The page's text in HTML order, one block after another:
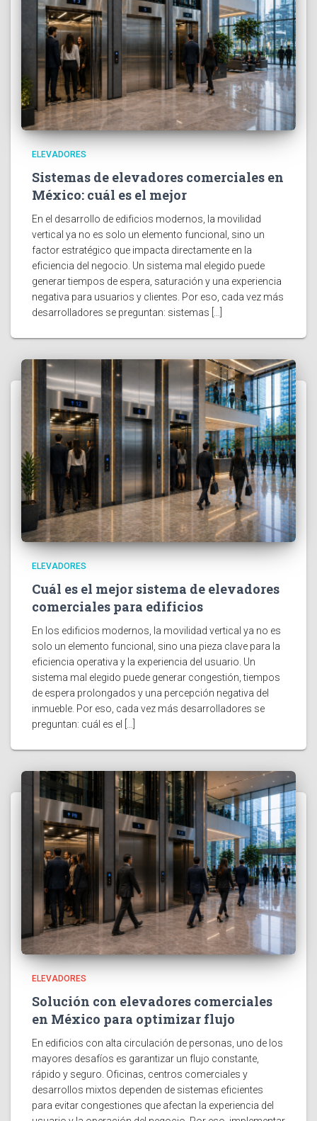
ELEVADORES
Sistemas de elevadores comerciales en
México: cuál es el mejor
En el desarrollo de edificios modernos, la movilidad
vertical ya no es solo un elemento funcional, sino un
factor estratégico que impacta directamente en la
eficiencia del negocio. Un sistema mal elegido puede
generar tiempos de espera, saturación y una experiencia
negativa para usuarios y clientes. Por eso, cada vez más
desarrolladores se preguntan: sistemas […]
ELEVADORES
Cuál es el mejor sistema de elevadores
comerciales para edificios
En los edificios modernos, la movilidad vertical ya no es
solo un elemento funcional, sino una pieza clave para la
eficiencia operativa y la experiencia del usuario. Un
sistema mal elegido puede generar congestión, tiempos
de espera prolongados y una percepción negativa del
inmueble. Por eso, cada vez más desarrolladores se
preguntan: cuál es el […]
ELEVADORES
Solución con elevadores comerciales
en México para optimizar flujo
En edificios con alta circulación de personas, uno de los
mayores desafíos es garantizar un flujo constante,
rápido y seguro. Oficinas, centros comerciales y
desarrollos mixtos dependen de sistemas eficientes
para evitar congestiones que afectan la experiencia del